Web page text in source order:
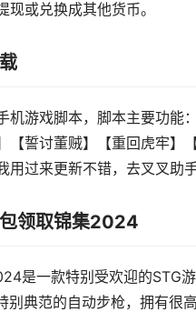
或兑换成其他货币。
机游戏脚本，脚本主要功能
【誓讨董贼】【重回虎牢
用过来更新不错，去叉叉助
领取锦集2024
是一款特别受欢迎的STG
别典范的自动步枪，拥有很